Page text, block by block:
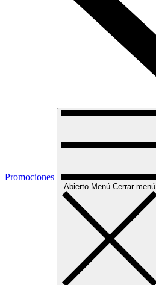
Promociones
Abierto Menú Cerrar menú